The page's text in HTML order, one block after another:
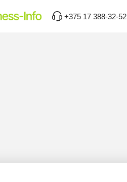
+375 17 388-32-52